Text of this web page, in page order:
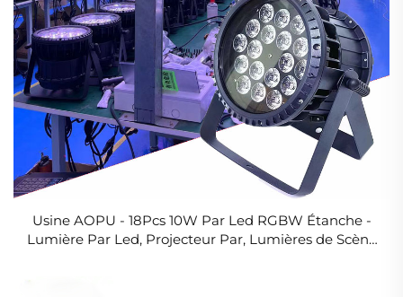
Usine AOPU - 18Pcs 10W Par Led RGBW Étanche -
Lumière Par Led, Projecteur Par, Lumières de Scène